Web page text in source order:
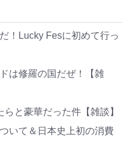
！Lucky Fesに初めて行っ
は修羅の国だぜ！【雑
と豪華だった件【雑談】
いて＆日本史上初の消費